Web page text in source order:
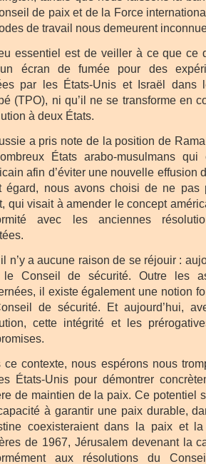
de paix et de la Force
de travail nous demeurent
essentiel est de veiller à ce que ce
écran de fumée pour des
par les États-Unis et Israël dans
(TPO), ni qu’il ne se transforme en
à deux États.
a pris note de la position de
États arabo-musulmans
afin d’éviter une nouvelle effusion
égard, nous avons choisi de ne pas
qui visait à amender le concept
avec les anciennes
n’y a aucune raison de se réjouir :
le Conseil de sécurité. Outre les
il existe également une notion
de sécurité. Et aujourd’hui,
cette intégrité et les
ce contexte, nous espérons nous
États-Unis pour démontrer
de maintien de la paix. Ce potentiel
à garantir une paix durable,
coexisteraient dans la paix et
de 1967, Jérusalem devenant la
aux résolutions du